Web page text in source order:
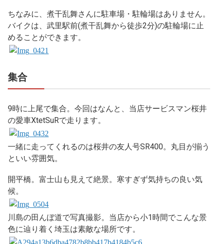
ちなみに、煮干乱舞さんに駐車場・駐輪場はありません。
バイクは、武里駅前(煮干乱舞から徒歩2分)の駐輪場に止
めることができます。
集合
9時に上尾で集合。今回はなんと、当店サービスマン桜井
の愛車XtetSuRで走ります。
一緒に走ってくれるのは桜井の友人号SR400。丸目が揃う
といい雰囲気。
開平橋。富士山も見えて絶景。寒すぎず気持ちの良い気
候。
川島の田んぼ道で写真撮影。当店から小1時間でこんな景
色に辿り着く埼玉は素敵な場所です。